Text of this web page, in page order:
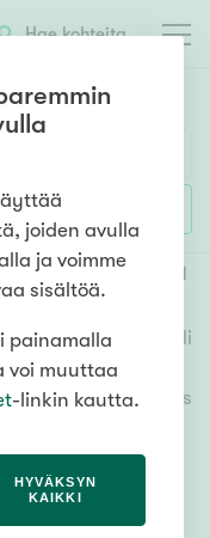
Hae kohteita
4h 5h+
Vaala
metsätilat Vaala, oli
ja satojen
sinua kenties
Katso alta kaikki
Hyödynnä
avulla löydät
joiden avulla
ja voimme
sisältöä.
painamalla
voi muuttaa
-linkin kautta.
HYVÄKSYN
KAIKKI